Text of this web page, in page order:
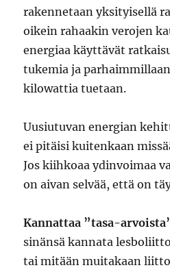
rakennetaan yksityisellä
oikein rahaakin verojen
energiaa käyttävät
tukemia ja
kilowattia tuetaan.
Uusiutuvan energian
ei pitäisi kuitenkaan
Jos kiihkoaa ydinvoimaa
on aivan selvää, että on
Kannattaa ”tasa-
sinänsä kannata
tai mitään muitakaan